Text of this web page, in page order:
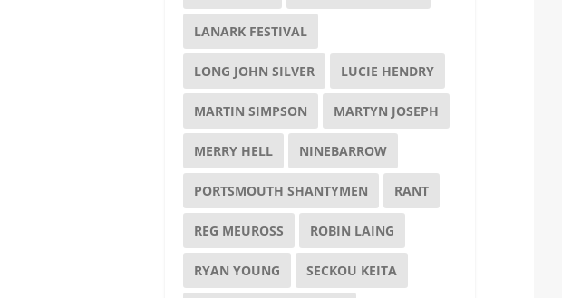
LANARK FESTIVAL
LONG JOHN SILVER LUCIE HENDRY
MARTIN SIMPSON MARTYN JOSEPH
MERRY HELL NINEBARROW
PORTSMOUTH SHANTYMEN RANT
REG MEUROSS ROBIN LAING
RYAN YOUNG SECKOU KEITA